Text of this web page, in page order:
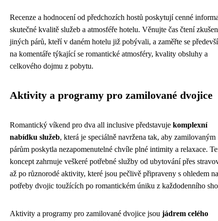
Recenze a hodnocení od předchozích hostů poskytují cenné
skutečné kvalitě služeb a atmosféře hotelu. Věnujte čas čtení
jiných párů, kteří v daném hotelu již pobývali, a zaměřte se
na komentáře týkající se romantické atmosféry, kvality obsluhy a
celkového dojmu z pobytu.
Aktivity a programy pro zamilované dvojice
Romantický víkend pro dva all inclusive představuje komplexní
nabídku služeb, která je speciálně navržena tak, aby zamilovaným
párům poskytla nezapomenutelné chvíle plné intimity a relaxace.
koncept zahrnuje veškeré potřebné služby od ubytování přes
až po různorodé aktivity, které jsou pečlivě připraveny s ohledem na
potřeby dvojic toužících po romantickém úniku z každodenního
Aktivity a programy pro zamilované dvojice jsou jádrem celého